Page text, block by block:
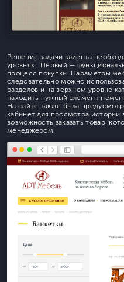
Решение задачи клиента
уровнях.: Первый —
процесс покупки. Параметры
следовательно можно
разделов и на верхнем уровне
находить нужный элемент
На сайте также была
кабинет для просмотра истории
возможность заказать товар,
менеджером.